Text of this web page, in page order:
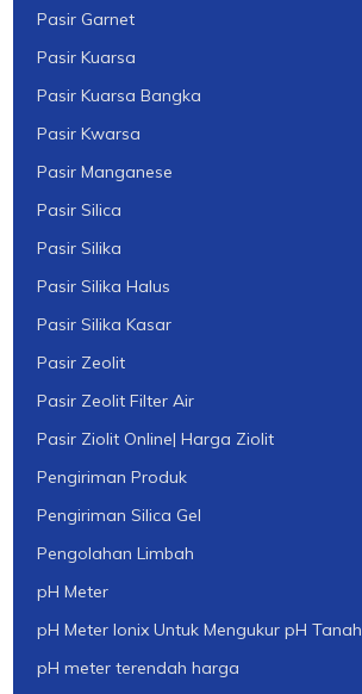
Pasir Garnet
Pasir Kuarsa
Pasir Kuarsa Bangka
Pasir Kwarsa
Pasir Manganese
Pasir Silica
Pasir Silika
Pasir Silika Halus
Pasir Silika Kasar
Pasir Zeolit
Pasir Zeolit Filter Air
Pasir Ziolit Online| Harga Ziolit
Pengiriman Produk
Pengiriman Silica Gel
Pengolahan Limbah
pH Meter
pH Meter Ionix Untuk Mengukur pH Tanah
pH meter terendah harga